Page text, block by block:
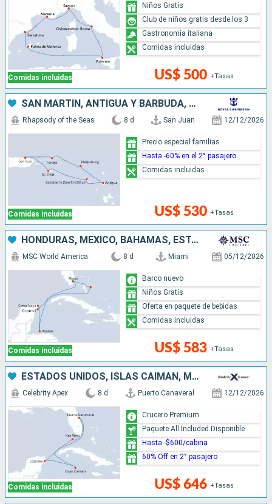
Comidas incluidas US$ 500 +Tasas
Niños Gratis
Club de niños gratis desde los 3
Gastronomía italiana
Comidas incluidas
SAN MARTÍN, ANTIGUA Y BARBUDA, PUERTO RICO
Comidas incluidas
Rhapsody of the Seas 8 d San Juan 12/12/2026
US$ 530 +Tasas
Precio especial familias
Hasta -60% en el 2° pasajero
Comidas incluidas
HONDURAS, MÉXICO, BAHAMAS, ESTADOS UNIDOS
Comidas incluidas
MSC World America 8 d Miami 05/12/2026
US$ 583 +Tasas
Barco nuevo
Niños Gratis
Oferta en paquete de bebidas
Comidas incluidas
ESTADOS UNIDOS, ISLAS CAIMÁN, MÉXICO
Comidas incluidas
Celebrity Apex 8 d Puerto Canaveral 12/12/2026
US$ 646 +Tasas
Crucero Premium
Paquete All Included Disponible
Hasta -$600/cabina
60% Off en 2° pasajero